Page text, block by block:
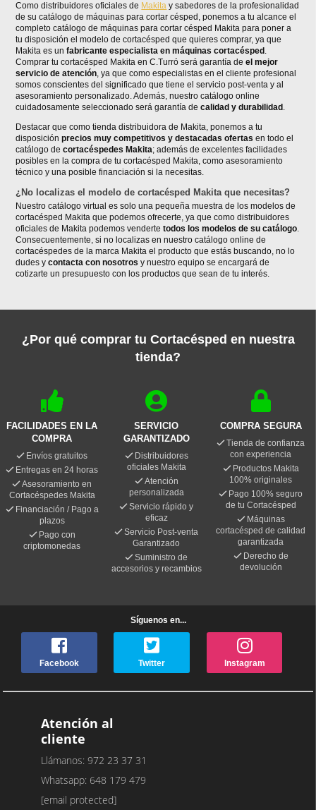
Como distribuidores oficiales de Makita y sabedores de la profesionalidad
de su catálogo de máquinas para cortar césped, ponemos a tu alcance el
completo catálogo de máquinas para cortar césped Makita para poner a
tu disposición el modelo de cortacésped que quieres comprar, ya que
Makita es unfabricante especialista en máquinas cortacésped .
Comprar tu cortacésped Makita en C.Turró será garantía deel mejor
servicio de atención, ya que como especialistas en el cliente profesional
somos conscientes del significado que tiene el servicio post-venta y al
asesoramiento personalizado. Además, nuestro catálogo online
cuidadosamente seleccionado será garantía decalidad y durabilidad .
Destacar que como tienda distribuidora de Makita, ponemos a tu
disposiciónprecios muy competitivos y destacadas ofertas en todo el
catálogo decortacéspedes Makita; además de excelentes facilidades
posibles en la compra de tu cortacésped Makita, como asesoramiento
técnico y una posible financiación si la necesitas.
¿No localizas el modelo de cortacésped Makita que necesitas?
Nuestro catálogo virtual es solo una pequeña muestra de los modelos de
cortacésped Makita que podemos ofrecerte, ya que como distribuidores
oficiales de Makita podemos vendertetodos los modelos de su catálogo.
Consecuentemente, si no localizas en nuestro catálogo online de
cortacéspedes de la marca Makita el producto que estás buscando, no lo
dudes ycontacta con nosotros y nuestro equipo se encargará de
cotizarte un presupuesto con los productos que sean de tu interés.
¿Por qué comprar tu Cortacésped en nuestra
tienda?
FACILIDADES EN LA
COMPRA
Envíos gratuitos
Entregas en 24 horas
Asesoramiento en
Cortacéspedes Makita
Financiación / Pago a
plazos
Pago con
criptomonedas
SERVICIO
GARANTIZADO
Distribuidores
oficiales Makita
Atención
personalizada
Servicio rápido y
eficaz
Servicio Post-venta
Garantizado
Suministro de
accesorios y recambios
COMPRA SEGURA
Tienda de confianza
con experiencia
Productos Makita
100% originales
Pago 100% seguro
de tu Cortacésped
Máquinas
cortacésped de calidad
garantizada
Derecho de
devolución
Síguenos en...
Facebook Twitter Instagram
Atención al
cliente
Llámanos: 972 23 37 31
Whatsapp: 648 179 479
[email protected]